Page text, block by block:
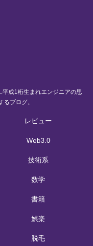
成1桁生まれエンジニアの思
ブログ。
レビュー
Web3.0
技術系
数学
書籍
娯楽
脱毛